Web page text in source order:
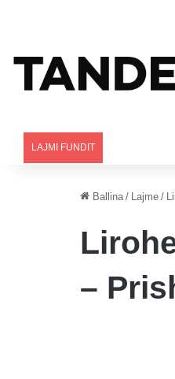
LAJMI FUNDIT
Ballina / Lajme /
–